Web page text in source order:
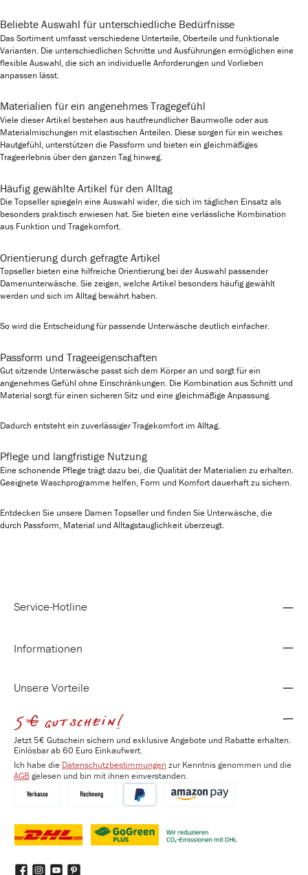
Beliebte Auswahl für unterschiedliche Bedürfnisse
Das Sortiment umfasst verschiedene Unterteile, Oberteile und funktionale
Varianten. Die unterschiedlichen Schnitte und Ausführungen ermöglichen eine
flexible Auswahl, die sich an individuelle Anforderungen und Vorlieben
anpassen lässt.
Materialien für ein angenehmes Tragegefühl
Viele dieser Artikel bestehen aus hautfreundlicher Baumwolle oder aus
Materialmischungen mit elastischen Anteilen. Diese sorgen für ein weiches
Hautgefühl, unterstützen die Passform und bieten ein gleichmäßiges
Trageerlebnis über den ganzen Tag hinweg.
Häufig gewählte Artikel für den Alltag
Die Topseller spiegeln eine Auswahl wider, die sich im täglichen Einsatz als
besonders praktisch erwiesen hat. Sie bieten eine verlässliche Kombination
aus Funktion und Tragekomfort.
Orientierung durch gefragte Artikel
Topseller bieten eine hilfreiche Orientierung bei der Auswahl passender
Damenunterwäsche. Sie zeigen, welche Artikel besonders häufig gewählt
werden und sich im Alltag bewährt haben.
So wird die Entscheidung für passende Unterwäsche deutlich einfacher.
Passform und Trageeigenschaften
Gut sitzende Unterwäsche passt sich dem Körper an und sorgt für ein
angenehmes Gefühl ohne Einschränkungen. Die Kombination aus Schnitt und
Material sorgt für einen sicheren Sitz und eine gleichmäßige Anpassung.
Dadurch entsteht ein zuverlässiger Tragekomfort im Alltag.
Pflege und langfristige Nutzung
Eine schonende Pflege trägt dazu bei, die Qualität der Materialien zu erhalten.
Geeignete Waschprogramme helfen, Form und Komfort dauerhaft zu sichern.
Entdecken Sie unsere Damen Topseller und finden Sie Unterwäsche, die
durch Passform, Material und Alltagstauglichkeit überzeugt.
Service-Hotline
Informationen
Unsere Vorteile
5€ gutschein!
Jetzt 5€ Gutschein sichern und exklusive Angebote und Rabatte erhalten.
Einlösbar ab 60 Euro Einkaufwert.
Ich habe die Datenschutzbestimmungen zur Kenntnis genommen und die
AGBgelesen und bin mit ihnen einverstanden.